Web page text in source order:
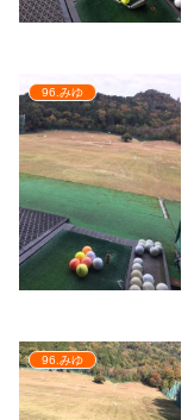
96.みゆ
96.みゆ